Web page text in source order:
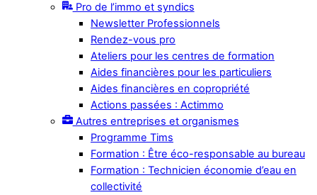
Pro de l’immo et syndics
Newsletter Professionnels
Rendez-vous pro
Ateliers pour les centres de formation
Aides financières pour les particuliers
Aides financières en copropriété
Actions passées : Actimmo
Autres entreprises et organismes
Programme Tims
Formation : Être éco-responsable au bureau
Formation : Technicien économie d’eau en
collectivité